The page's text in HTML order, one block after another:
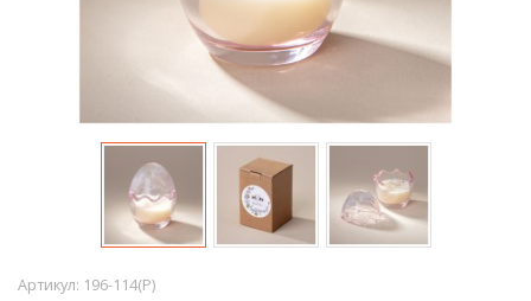
Артикул: 196-114(P)